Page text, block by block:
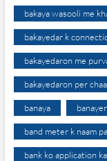
bakaya wasooli me
bakayedar k
bakayedaron me
bakayedaron per
banaya
band meter k naam
bank ko application